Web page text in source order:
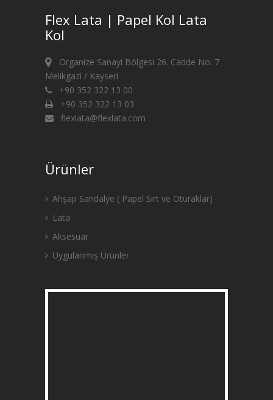
Flex Lata | Papel Kol Lata
Kol
Organize Sanayi Bölgesi 26. Cadde No: 7
Melikgazi / Kayseri
+90 352 322 13 00
+90 352 322 13 03
flexlata@flexlata.com
Ürünler
Ahşap Sandalye ( Papel Sırt ve Oturaklar)
Lata
Aksesuar
Uygulanmış Ürünler